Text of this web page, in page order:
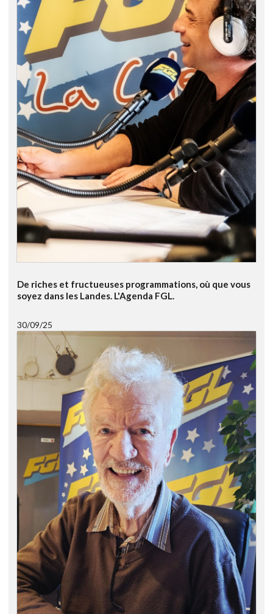
De riches et fructueuses programmations, où que vous
soyez dans les Landes. L'Agenda FGL.
30/09/25